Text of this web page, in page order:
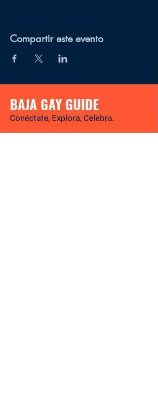
Compartir este evento
BAJA GAY GUIDE
Conéctate, Explora, Celebra.